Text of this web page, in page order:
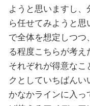
ようと思いますし
ら任せてみようと
で全体を想定しつ
る程度こちらが考
それぞれが得意な
クとしていちばん
かなかラインに入